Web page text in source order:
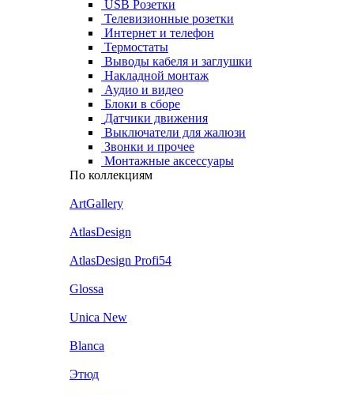
USB Розетки
Телевизионные розетки
Интернет и телефон
Термостаты
Выводы кабеля и заглушки
Накладной монтаж
Аудио и видео
Блоки в сборе
Датчики движения
Выключатели для жалюзи
Звонки и прочее
Монтажные аксессуары
По коллекциям
ArtGallery
AtlasDesign
AtlasDesign Profi54
Glossa
Unica New
Blanca
Этюд